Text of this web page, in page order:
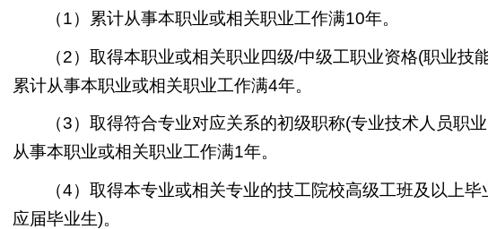
（1）累计从事本职业或相关职业工作满10年。
（2）取得本职业或相关职业四级/中级工职业资格(职业技
累计从事本职业或相关职业工作满4年。
（3）取得符合专业对应关系的初级职称(专业技术人员职
从事本职业或相关职业工作满1年。
（4）取得本专业或相关专业的技工院校高级工班及以上
应届毕业生)。